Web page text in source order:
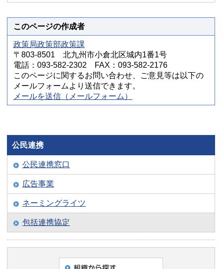
このページの作成者
政策局政策部政策課
〒803-8501 北九州市小倉北区城内1番1号
電話：093-582-2302 FAX：093-582-2176
このページに関するお問い合わせ、ご意見等は以下の
メールフォームより送信できます。
メールを送信（メールフォーム）
公民連携
公民連携窓口
広告事業
ネーミングライツ
包括連携協定